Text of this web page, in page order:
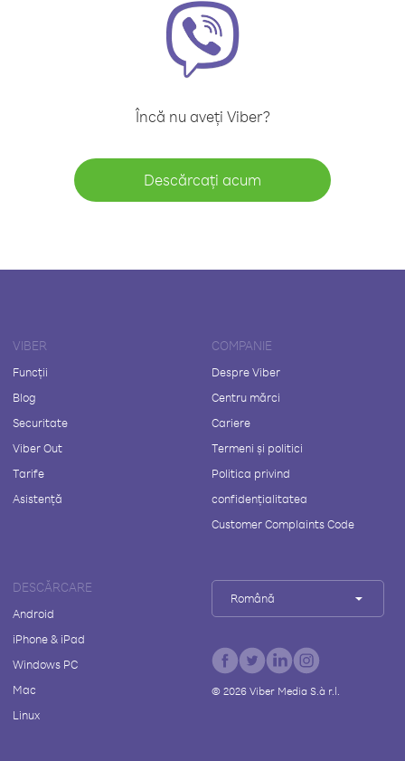
Încă nu aveți Viber?
Descărcați acum
VIBER
Funcții
Blog
Securitate
Viber Out
Tarife
Asistență
COMPANIE
Despre Viber
Centru mărci
Cariere
Termeni și politici
Politica privind
confidențialitatea
Customer Complaints Code
DESCĂRCARE
Android
iPhone & iPad
Windows PC
Mac
Linux
Română
© 2026Viber Media S.à r.l.